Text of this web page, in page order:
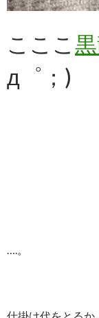
こここ
д゜；)
….。